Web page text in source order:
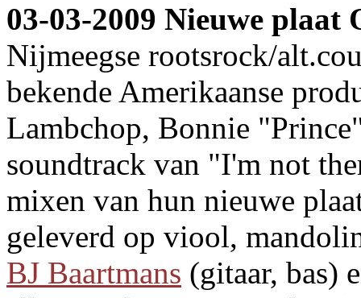
03-03-2009 Nieuwe plaat
Nijmeegse rootsrock/
bekende Amerikaanse
Lambchop, Bonnie
soundtrack van "I'm not
mixen van hun nieuwe
geleverd op viool,
BJ Baartmans (gitaar, bas)